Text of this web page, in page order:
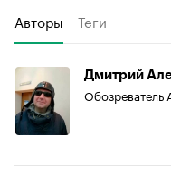
Авторы Теги
Дмитрий
Обозреватель